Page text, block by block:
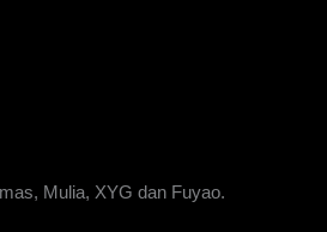
Mulia, XYG dan Fuyao.